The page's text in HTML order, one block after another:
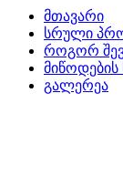
მთავარი
სრული
როგორ
მიწოდების
გალერეა